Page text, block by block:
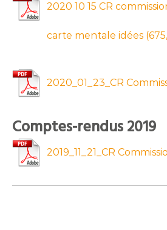
2020 10 15 CR
carte mentale idées
2020_01_23_CR
Comptes-rendus 2019
2019_11_21_CR